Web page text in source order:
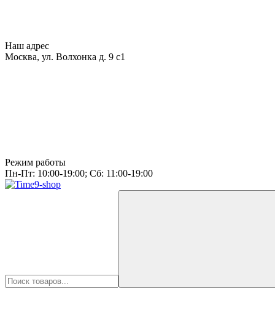
Наш адрес
Москва, ул. Волхонка д. 9 с1
Режим работы
Пн-Пт: 10:00-19:00; Сб: 11:00-19:00